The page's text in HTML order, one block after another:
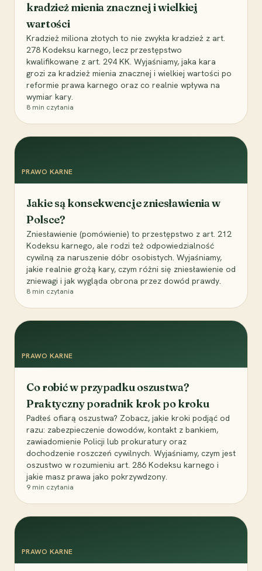
kradzież mienia znacznej i wielkiej
wartości
Kradzież miliona złotych to nie zwykła kradzież z art.
278 Kodeksu karnego, lecz przestępstwo
kwalifikowane z art. 294 KK. Wyjaśniamy, jaka kara
grozi za kradzież mienia znacznej i wielkiej wartości po
reformie prawa karnego oraz co realnie wpływa na
wymiar kary.
8 min czytania
PRAWO KARNE
Jakie są konsekwencje zniesławienia w
Polsce?
Zniesławienie (pomówienie) to przestępstwo z art. 212
Kodeksu karnego, ale rodzi też odpowiedzialność
cywilną za naruszenie dóbr osobistych. Wyjaśniamy,
jakie realnie grożą kary, czym różni się zniesławienie od
zniewagi i jak wygląda obrona przez dowód prawdy.
8 min czytania
PRAWO KARNE
Co robić w przypadku oszustwa?
Praktyczny poradnik krok po kroku
Padłeś ofiarą oszustwa? Zobacz, jakie kroki podjąć od
razu: zabezpieczenie dowodów, kontakt z bankiem,
zawiadomienie Policji lub prokuratury oraz
dochodzenie roszczeń cywilnych. Wyjaśniamy, czym jest
oszustwo w rozumieniu art. 286 Kodeksu karnego i
jakie masz prawa jako pokrzywdzony.
9 min czytania
PRAWO KARNE